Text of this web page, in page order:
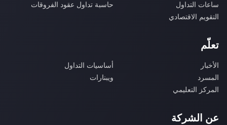
ساعات التداول
حاسبة تداول عقود الفروقات
التقويم الاقتصادي
تعلّم
الأخبار
أساسيات التداول
المسرد
ويبنارات
المركز التعليمي
عن الشركة